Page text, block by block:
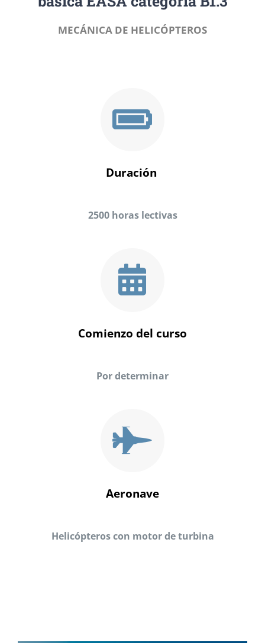
MECÁNICA DE HELICÓPTEROS
Duración
2500 horas lectivas
Comienzo del curso
Por determinar
Aeronave
Helicópteros con motor de turbina